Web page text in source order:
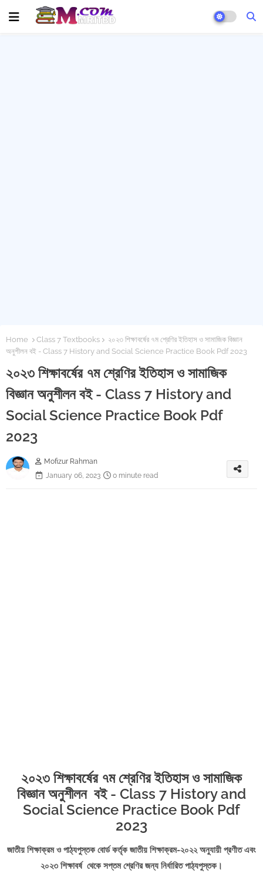
Home Class 7 Textbooks
২০২৩ শিক্ষাবর্ষের ৭ম শ্রেণির ইতিহাস ও সামাজিক বিজ্ঞান
অনুশীলন বই - Class 7 History and Social Science Practice Book Pdf 2023
২০২৩ শিক্ষাবর্ষের ৭ম শ্রেণির ইতিহাস ও সামাজিক
বিজ্ঞান অনুশীলন বই - Class 7 History and
Social Science Practice Book Pdf
2023
Mofizur Rahman
January 06, 2023
0 minute read
২০২৩ শিক্ষাবর্ষের ৭ম শ্রেণির ইতিহাস ও সামাজিক
বিজ্ঞান অনুশীলন বই - Class 7 History and
Social Science Practice Book Pdf
2023
জাতীয় শিক্ষাক্রম ও পাঠ্যপুস্তক বোর্ড কর্তৃক জাতীয় শিক্ষাক্রম-২০২২ অনুযায়ী প্রণীত এবং
২০২৩ শিক্ষাবর্ষ থেকে সপ্তম শ্রেণির জন্য নির্ধারিত পাঠ্যপুস্তক।